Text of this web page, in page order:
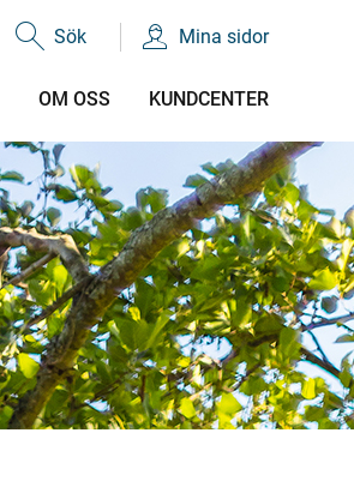
Sök Mina sidor
OM OSS KUNDCENTER